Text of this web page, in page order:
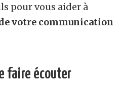
pour vous aider à
votre communication
faire écouter